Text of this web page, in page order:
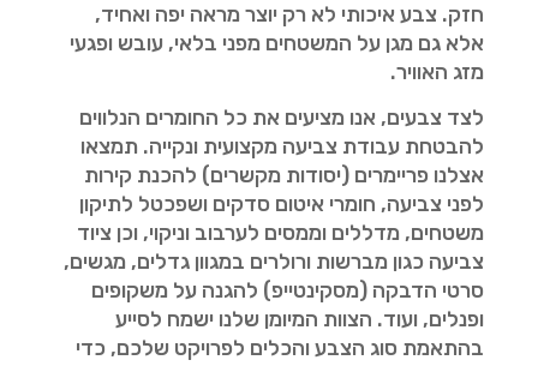
חזק. צבע איכותי לא רק יוצר מראה יפה ואחיד,
אלא גם מגן על המשטחים מפני בלאי, עובש ופגעי
מזג האוויר.
לצד צבעים, אנו מציעים את כל החומרים הנלווים
להבטחת עבודת צביעה מקצועית ונקייה. תמצאו
אצלנו פריימרים (יסודות מקשרים) להכנת קירות
לפני צביעה, חומרי איטום סדקים ושפכטל לתיקון
משטחים, מדללים וממסים לערבוב וניקוי, וכן ציוד
צביעה כגון מברשות ורולרים במגוון גדלים, מגשים,
סרטי הדבקה (מסקינטייפ) להגנה על משקופים
ופנלים, ועוד. הצוות המיומן שלנו ישמח לסייע
בהתאמת סוג הצבע והכלים לפרויקט שלכם, כדי